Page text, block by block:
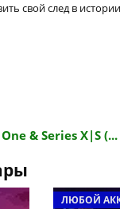
свой след в
& Series X|S (...
ЛЮБОЙ